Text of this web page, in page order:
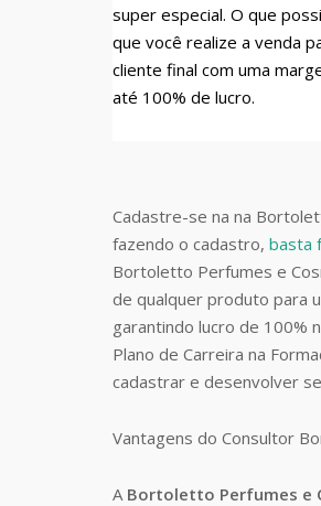
super especial. O que
que você realize a venda
cliente final com uma
até 100% de lucro.
Cadastre-se na na
fazendo o cadastro, basta
Bortoletto Perfumes e
de qualquer produto para
garantindo lucro de 100%
Plano de Carreira na
cadastrar e desenvolver
Vantagens do Consultor
A Bortoletto Perfumes e